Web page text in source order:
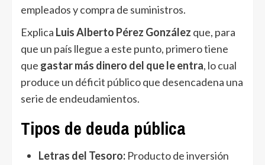
empleados y compra de suministros.
Explica Luis Alberto Pérez González que, para
que un país llegue a este punto, primero tiene
que gastar más dinero del que le entra, lo cual
produce un déficit público que desencadena una
serie de endeudamientos.
Tipos de deuda pública
Letras del Tesoro: Producto de inversión